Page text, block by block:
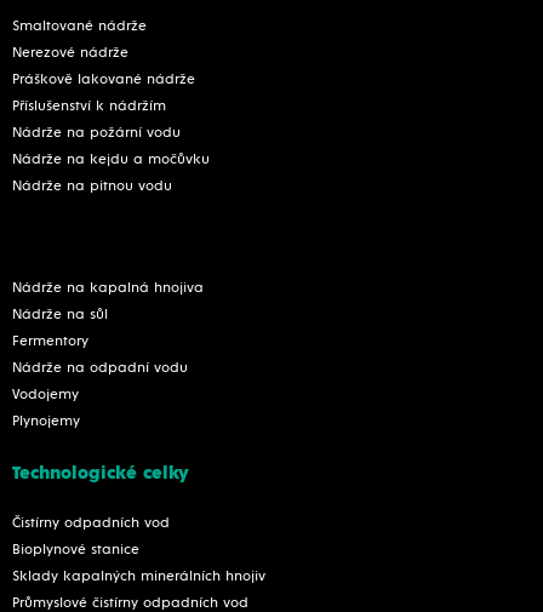
Smaltované nádrže
Nerezové nádrže
Práškově lakované nádrže
Příslušenství k nádržím
Nádrže na požární vodu
Nádrže na kejdu a močůvku
Nádrže na pitnou vodu
Nádrže na kapalná hnojiva
Nádrže na sůl
Fermentory
Nádrže na odpadní vodu
Vodojemy
Plynojemy
Technologické celky
Čistírny odpadních vod
Bioplynové stanice
Sklady kapalných minerálních hnojiv
Průmyslové čistírny odpadních vod